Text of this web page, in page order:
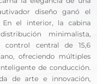
diseño ganó el
el interior, la cabina
minimalista,
control central de 15,6
ofreciendo múltiples
de conducción.
de arte e innovación,